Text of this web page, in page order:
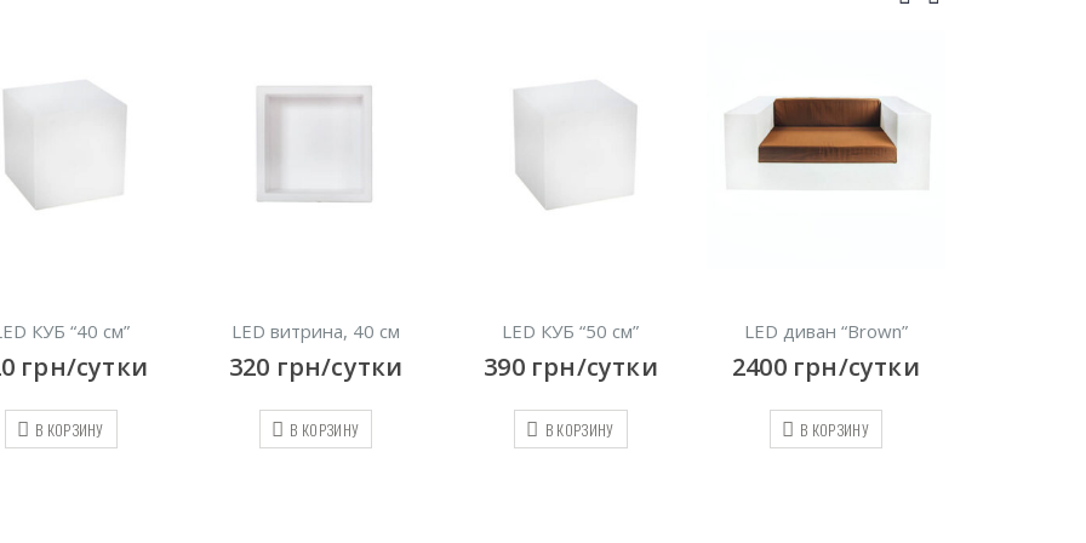
LED витрина, 40 см
320грн/сутки
В КОРЗИНУ
LED КУБ “50 см”
390грн/сутки
В КОРЗИНУ
LED диван “Brown”
2400грн/сутки
В КОРЗИНУ
Кресло Рондо, белое
550грн/сутки
В КОРЗИНУ